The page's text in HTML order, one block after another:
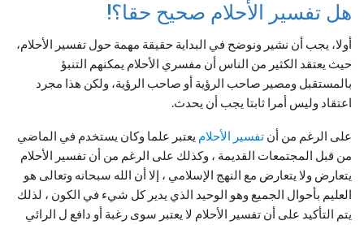
هل تفسير الأحلام صحيح حقا؟!
أولا، يجب أن نشير ونوضح في البداية حقيقة مهمة حول تفسير الأحلام،
حيث يعتقد الكثير من الناس أن مفسري الأحلام يمكنهم التنبؤ
بالمستقبل ومصير صاحب الرؤية أو صاحب الرؤية، ولكن هذا مجرد
اعتقاد وليس أمرا ثابتا يجب أن يحدث.
على الرغم من أن تفسير الأحلام يعتبر علما وكان يستخدم في الماضي
من قبل المجتمعات القديمة ، وكذلك على الرغم من أن تفسير الأحلام
يتعارض ولا يتعارض مع النهج الإسلامي ، إلا أن الله سبحانه وتعالى هو
العليم بأحوال الجميع وهو الوحيد الذي يدير كل شيء في الكون ، لذلك
يتم التأكيد على أن تفسير الأحلام لا يعتبر سوى رغبة أو دافع ل الرائي